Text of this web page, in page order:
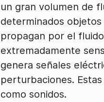
un gran volumen de
determinados
propagan por el
extremadamente
genera señales
perturbaciones.
como sonidos.